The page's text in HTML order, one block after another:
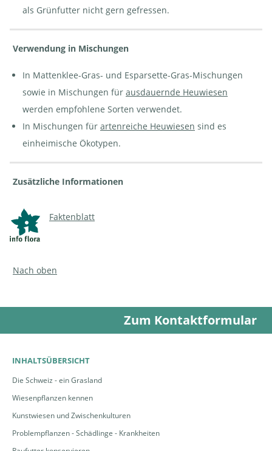
als Grünfutter nicht gern gefressen.
Verwendung in Mischungen
In Mattenklee-Gras- und Esparsette-Gras-Mischungen
sowie in Mischungen für ausdauernde Heuwiesen
werden empfohlene Sorten verwendet.
In Mischungen für artenreiche Heuwiesen sind es
einheimische Ökotypen.
Zusätzliche Informationen
Faktenblatt
Nach oben
Zum Kontaktformular
INHALTSÜBERSICHT
Die Schweiz - ein Grasland
Wiesenpflanzen kennen
Kunstwiesen und Zwischenkulturen
Problempflanzen - Schädlinge - Krankheiten